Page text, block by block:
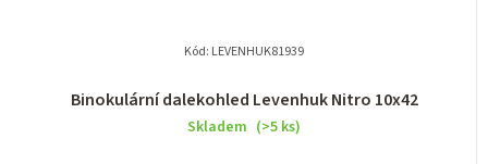
Binokulární dalekohled Levenhuk Nitro 10x42
Skladem (>5 ks)
Kód: LEVENHUK81939